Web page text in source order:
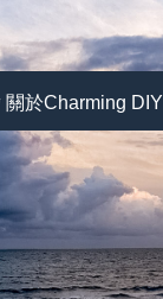
關於Charming DIY